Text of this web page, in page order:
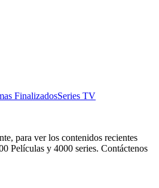
FinalizadosSeries TV
para ver los contenidos recientes
Películas y 4000 series. Contáctenos